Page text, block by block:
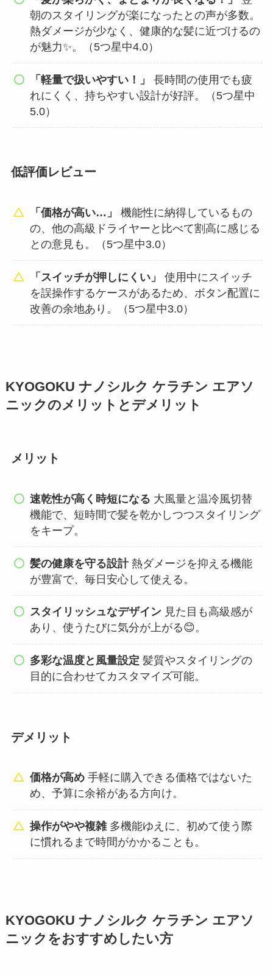
朝のスタイリングが楽になったとの声が多数。
熱ダメージが少なく、健康的な髪に近づけるの
が魅力✨。（5つ星中4.0）
「軽量で扱いやすい！」
長時間の使用でも疲
れにくく、持ちやすい設計が好評。（5つ星中
5.0）
低評価レビュー
「価格が高い…」
機能性に納得しているもの
の、他の高級ドライヤーと比べて割高に感じる
との意見も。（5つ星中3.0）
「スイッチが押しにくい」
使用中にスイッチ
を誤操作するケースがあるため、ボタン配置に
改善の余地あり。（5つ星中3.0）
KYOGOKU ナノシルク ケラチン エアソ
ニックのメリットとデメリット
メリット
速乾性が高く時短になる 大風量と温冷風切替
機能で、短時間で髪を乾かしつつスタイリング
をキープ。
髪の健康を守る設計熱ダメージを抑える機能
が豊富で、毎日安心して使える。
スタイリッシュなデザイン 見た目も高級感が
あり、使うたびに気分が上がる😊。
多彩な温度と風量設定 髪質やスタイリングの
目的に合わせてカスタマイズ可能。
デメリット
価格が高め 手軽に購入できる価格ではないた
め、予算に余裕がある方向け。
操作がやや複雑多機能ゆえに、初めて使う際
に慣れるまで時間がかかることも。
KYOGOKU ナノシルク ケラチン エアソ
ニックをおすすめしたい方